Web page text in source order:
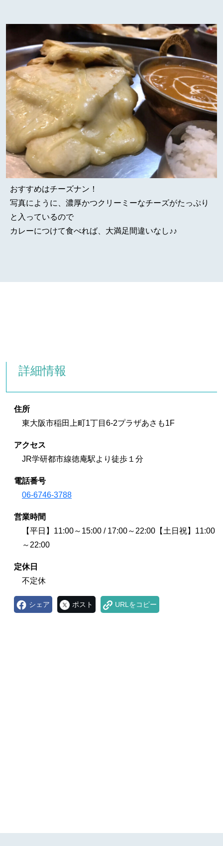
おすすめはチーズナン！
写真にように、濃厚かつクリーミーなチーズがたっぷり
と入っているので
カレーにつけて食べれば、大満足間違いなし♪♪
詳細情報
住所
東大阪市稲田上町1丁目6-2プラザあさも1F
アクセス
JR学研都市線徳庵駅より徒歩１分
電話番号
06-6746-3788
営業時間
【平日】11:00～15:00 / 17:00～22:00【土日祝】11:00
～22:00
定休日
不定休
シェア ポスト URLをコピー